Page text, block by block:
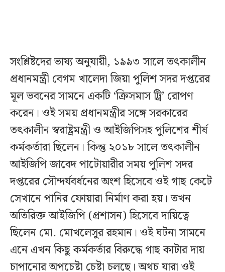
সংশ্লিষ্টদের ভাষ্য অনুযায়ী, ১৯৯৩ সালে তৎকালীন
প্রধানমন্ত্রী বেগম খালেদা জিয়া পুলিশ সদর দপ্তরের
মূল ভবনের সামনে একটি ‘ক্রিসমাস ট্রি’ রোপণ
করেন। ওই সময় প্রধানমন্ত্রীর সঙ্গে সরকারের
তৎকালীন স্বরাষ্ট্রমন্ত্রী ও আইজিপিসহ পুলিশের শীর্ষ
কর্মকর্তারা ছিলেন। কিন্তু ২০১৮ সালে তৎকালীন
আইজিপি জাবেদ পাটোয়ারীর সময় পুলিশ সদর
দপ্তরের সৌন্দর্যবর্ধনের অংশ হিসেবে ওই গাছ কেটে
সেখানে পানির ফোয়ারা নির্মাণ করা হয়। তখন
অতিরিক্ত আইজিপি (প্রশাসন) হিসেবে দায়িত্বে
ছিলেন মো. মোখলেসুর রহমান। ওই ঘটনা সামনে
এনে এখন কিছু কর্মকর্তার বিরুদ্ধে গাছ কাটার দায়
চাপানোর অপচেষ্টা চেষ্টা চলছে। অথচ যারা ওই